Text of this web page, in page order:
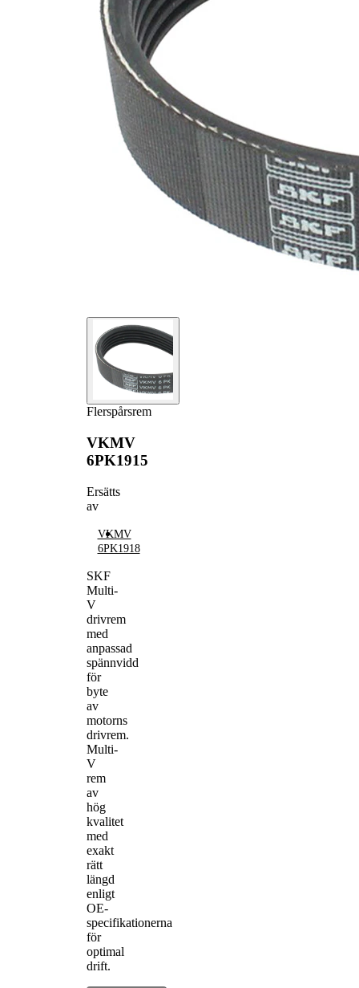
Flerspårsrem
VKMV
6PK1915
Ersätts
av
VKMV
6PK1918
SKF
Multi-
V
drivrem
med
anpassad
spännvidd
för
byte
av
motorns
drivrem.
Multi-
V
rem
av
hög
kvalitet
med
exakt
rätt
längd
enligt
OE-
specifikationerna
för
optimal
drift.